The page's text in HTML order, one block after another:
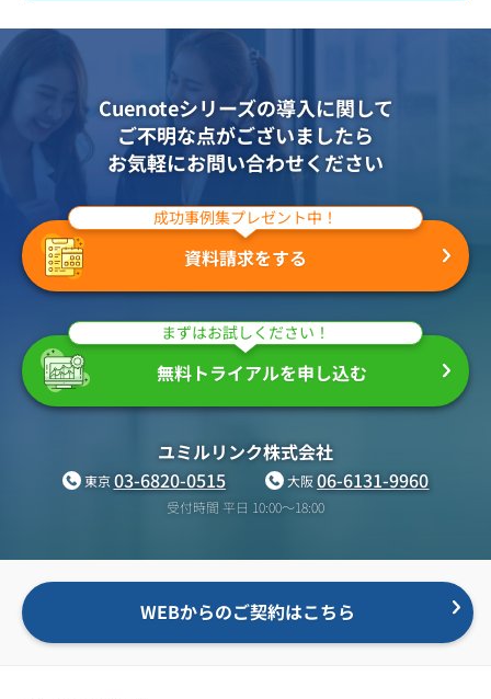
アンケートシステム・フォーム
緊急参集・安否確認
SNSプロモーション支援事業
（当社グループ企業）
セキュリティ対策
デジタルマーケティング
Cuenoteシリーズの導入に関して
ご不明な点がございましたら
お気軽にお問い合わせください
成功事例集プレゼント中！
資料請求をする
まずはお試しください！
無料トライアルを申し込む
ユミルリンク株式会社
東京03-6820-0515 大阪06-6131-9960
受付時間 平日 10:00〜18:00
WEBからのご契約はこちら